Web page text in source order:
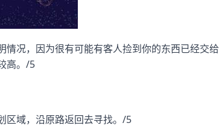
况，因为很有可能有客人捡到你的东西已经交给
高。/5
区域，沿原路返回去寻找。/5